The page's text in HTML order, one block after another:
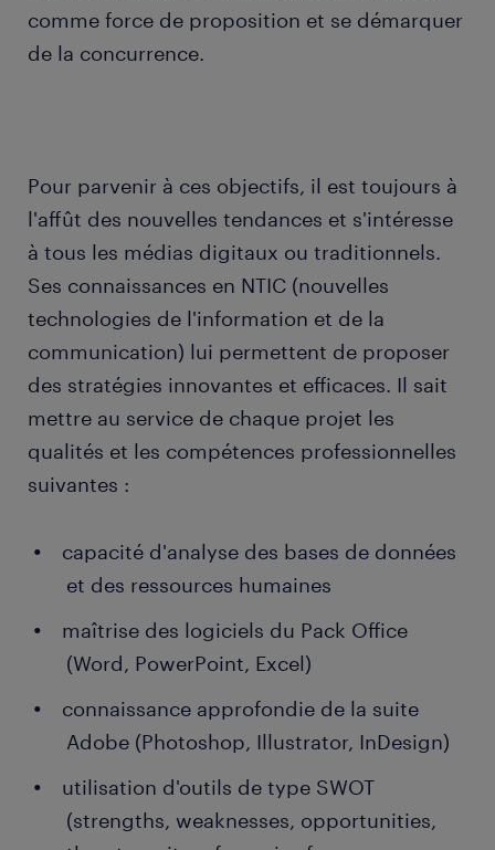
comme force de proposition et se démarquer
de la concurrence.
Pour parvenir à ces objectifs, il est toujours à
l'affût des nouvelles tendances et s'intéresse
à tous les médias digitaux ou traditionnels.
Ses connaissances en NTIC (nouvelles
technologies de l'information et de la
communication) lui permettent de proposer
des stratégies innovantes et efficaces. Il sait
mettre au service de chaque projet les
qualités et les compétences professionnelles
suivantes :
capacité d'analyse des bases de données
et des ressources humaines
maîtrise des logiciels du Pack Office
(Word, PowerPoint, Excel)
connaissance approfondie de la suite
Adobe (Photoshop, Illustrator, InDesign)
utilisation d'outils de type SWOT
(strengths, weaknesses, opportunities,